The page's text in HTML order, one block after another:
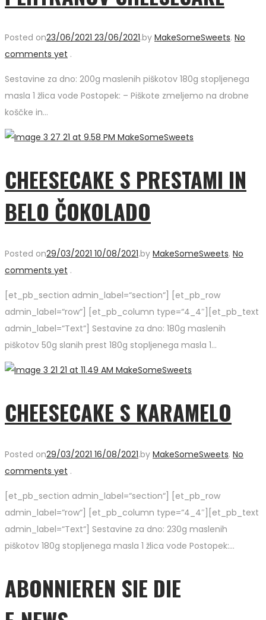
Posted on23/06/2021 23/06/2021.by MakeSomeSweets. No
comments yet .
Sestavine za dno: 200g maslenih piškotov 180g stopljenega
masla 1 žlica vode Postopek: – Piškote zmeljemo na drobne
koščke in…
CHEESECAKE S PRESTAMI IN
BELO ČOKOLADO
Posted on29/03/2021 10/08/2021.by MakeSomeSweets. No
comments yet .
[et_pb_section admin_label=“section“] [et_pb_row
admin_label=“row“] [et_pb_column type=“4_4″][et_pb_text
admin_label=“Text“] Sestavine za dno: 180g maslenih
piškotov 50g slanih prest 180g stopljenega masla 1…
CHEESECAKE S KARAMELO
Posted on29/03/2021 16/08/2021.by MakeSomeSweets. No
comments yet .
[et_pb_section admin_label=“section“] [et_pb_row
admin_label=“row“] [et_pb_column type=“4_4″][et_pb_text
admin_label=“Text“] Sestavine za dno: 230g maslenih
piškotov 180g stopljenega masla 1 žlica vode Postopek:…
ABONNIEREN SIE DIE